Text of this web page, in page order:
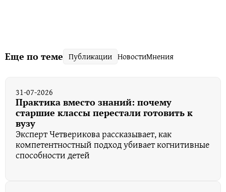
Еще по теме Публикации НовостиМнения
31-07-2026
Практика вместо знаний: почему
старшие классы перестали готовить к
вузу
Эксперт Четверикова рассказывает, как
компетентностный подход убивает когнитивные
способности детей